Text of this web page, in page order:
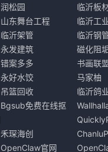
润松园
临沂板
山东舞台工程
临沂工
临沂架管
临沂钢
永发建筑
磁化阻
错案多多
书画联
永好水饺
马家柚
吊篮回收
临沂鸽
Bgsub免费在线抠
禾琛海创
OpenClaw官网